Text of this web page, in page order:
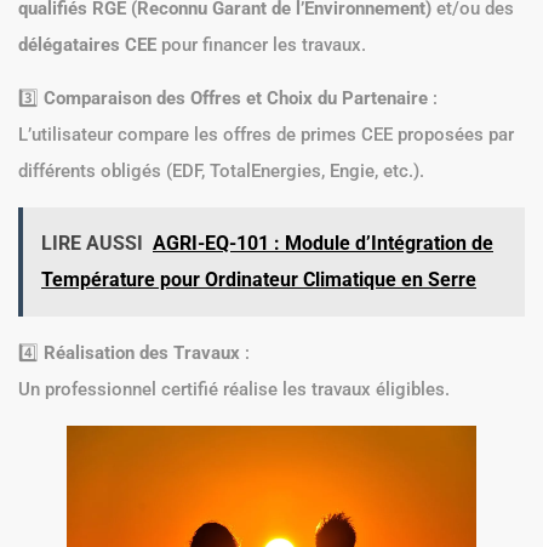
qualifiés RGE (Reconnu Garant de l’Environnement) et/ou des
délégataires CEE pour financer les travaux.
3️⃣ Comparaison des Offres et Choix du Partenaire :
L’utilisateur compare les offres de primes CEE proposées par
différents obligés (EDF, TotalEnergies, Engie, etc.).
LIRE AUSSI AGRI-EQ-101 : Module d’Intégration de
Température pour Ordinateur Climatique en Serre
4️⃣ Réalisation des Travaux :
Un professionnel certifié réalise les travaux éligibles.